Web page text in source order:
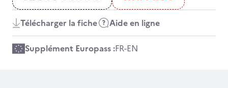
Télécharger la fiche Aide en ligne
Supplément Europass :FR-EN